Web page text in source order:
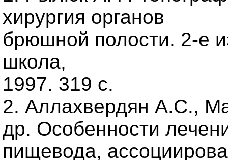
хирургия органов
брюшной полости. 2-е
школа,
1997. 319 с.
2. Аллахвердян А.С.,
др. Особенности
пищевода,